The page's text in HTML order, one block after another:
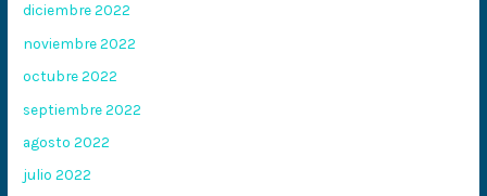
diciembre 2022
noviembre 2022
octubre 2022
septiembre 2022
agosto 2022
julio 2022